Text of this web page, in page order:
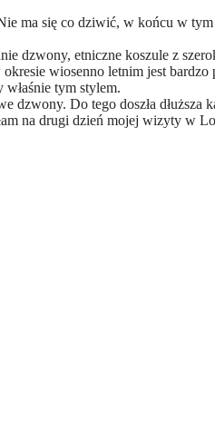
ma się co dziwić, w końcu w
dzwony, etniczne koszule z
wiosenno letnim jest bardzo
tym stylem.
Do tego doszła dłuższa
na drugi dzień mojej wizyty w